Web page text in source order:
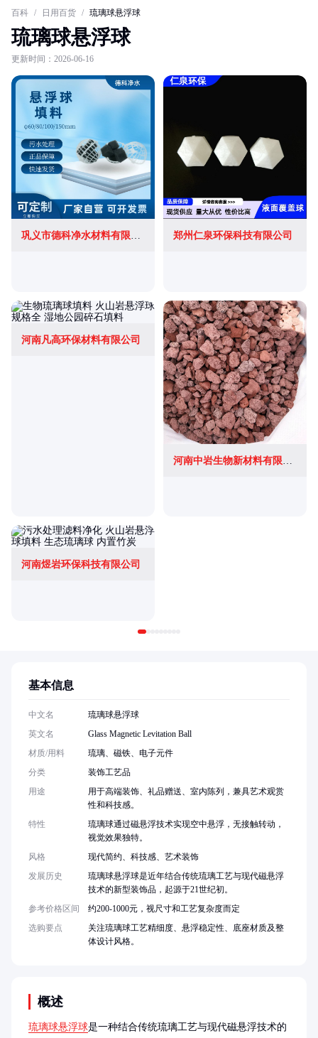
百科 / 日用百货 / 琉璃球悬浮球
琉璃球悬浮球
更新时间：2026-06-16
巩义市德科净水材料有限公司 郑州仁泉环保科技有限公司
河南凡高环保材料有限公司
河南煜岩环保科技有限公司
概述
琉璃球悬浮球是一种结合传统琉璃工艺与现代磁悬浮技术的
基本信息
中文名
琉璃球悬浮球
英文名
Glass Magnetic Levitation Ball
材质/用料
琉璃、磁铁、电子元件
分类
装饰工艺品
用途
用于高端装饰、礼品赠送、室内陈列，兼具艺术观赏
性和科技感。
特性
琉璃球通过磁悬浮技术实现空中悬浮，无接触转动，
视觉效果独特。
风格
现代简约、科技感、艺术装饰
发展历史
琉璃球悬浮球是近年结合传统琉璃工艺与现代磁悬浮
技术的新型装饰品，起源于21世纪初。
参考价格区间
约200-1000元，视尺寸和工艺复杂度而定
选购要点
关注琉璃球工艺精细度、悬浮稳定性、底座材质及整
体设计风格。